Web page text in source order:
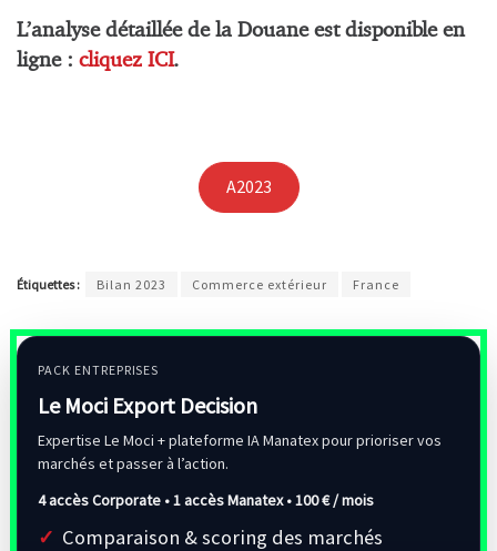
L’analyse détaillée de la Douane est disponible en
ligne : cliquez ICI.
A2023
Étiquettes : Bilan 2023 Commerce extérieur France
PACK ENTREPRISES
Le Moci Export Decision
Expertise Le Moci + plateforme IA Manatex pour prioriser vos
marchés et passer à l’action.
4 accès Corporate • 1 accès Manatex •100 € / mois
Comparaison & scoring des marchés